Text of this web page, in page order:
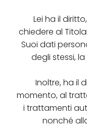
Lei ha il
chiedere al
Suoi dati
degli stessi,
Inoltre, ha il
momento, al
i trattamenti
nonché